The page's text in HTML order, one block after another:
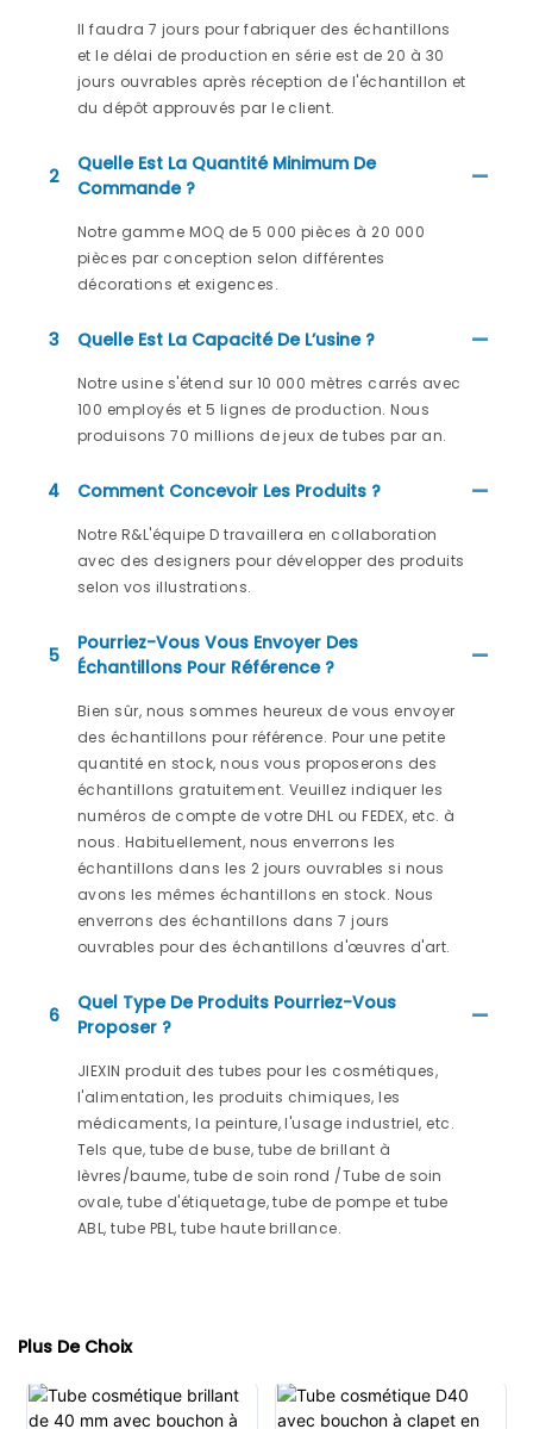
Il faudra 7 jours pour fabriquer des échantillons
et le délai de production en série est de 20 à 30
jours ouvrables après réception de l'échantillon et
du dépôt approuvés par le client.
2
Quelle Est La Quantité Minimum De
Commande ?
Notre gamme MOQ de 5 000 pièces à 20 000
pièces par conception selon différentes
décorations et exigences.
3 Quelle Est La Capacité De L’usine ?
Notre usine s'étend sur 10 000 mètres carrés avec
100 employés et 5 lignes de production. Nous
produisons 70 millions de jeux de tubes par an.
4 Comment Concevoir Les Produits ?
Notre R&L'équipe D travaillera en collaboration
avec des designers pour développer des produits
selon vos illustrations.
5
Pourriez-Vous Vous Envoyer Des
Échantillons Pour Référence ?
Bien sûr, nous sommes heureux de vous envoyer
des échantillons pour référence. Pour une petite
quantité en stock, nous vous proposerons des
échantillons gratuitement. Veuillez indiquer les
numéros de compte de votre DHL ou FEDEX, etc. à
nous. Habituellement, nous enverrons les
échantillons dans les 2 jours ouvrables si nous
avons les mêmes échantillons en stock. Nous
enverrons des échantillons dans 7 jours
ouvrables pour des échantillons d'œuvres d'art.
6
Quel Type De Produits Pourriez-Vous
Proposer ?
JIEXIN produit des tubes pour les cosmétiques,
l'alimentation, les produits chimiques, les
médicaments, la peinture, l'usage industriel, etc.
Tels que, tube de buse, tube de brillant à
lèvres/baume, tube de soin rond /Tube de soin
ovale, tube d'étiquetage, tube de pompe et tube
ABL, tube PBL, tube haute brillance.
Plus De Choix